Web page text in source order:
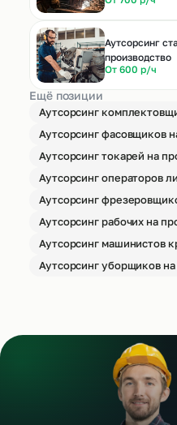
Аутсорсинг
производство
От 600 р/ч
Ещё позиции
Аутсорсинг
Аутсорсинг фасовщиков
Аутсорсинг токарей на
Аутсорсинг операторов
Аутсорсинг
Аутсорсинг рабочих на
Аутсорсинг машинистов
Аутсорсинг уборщиков